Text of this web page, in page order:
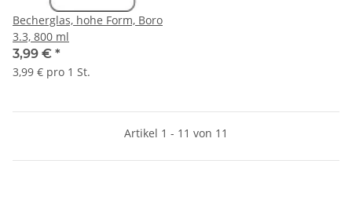
Becherglas, hohe Form, Boro
3.3, 800 ml
3,99 € *
3,99 € pro 1 St.
Artikel 1 - 11 von 11